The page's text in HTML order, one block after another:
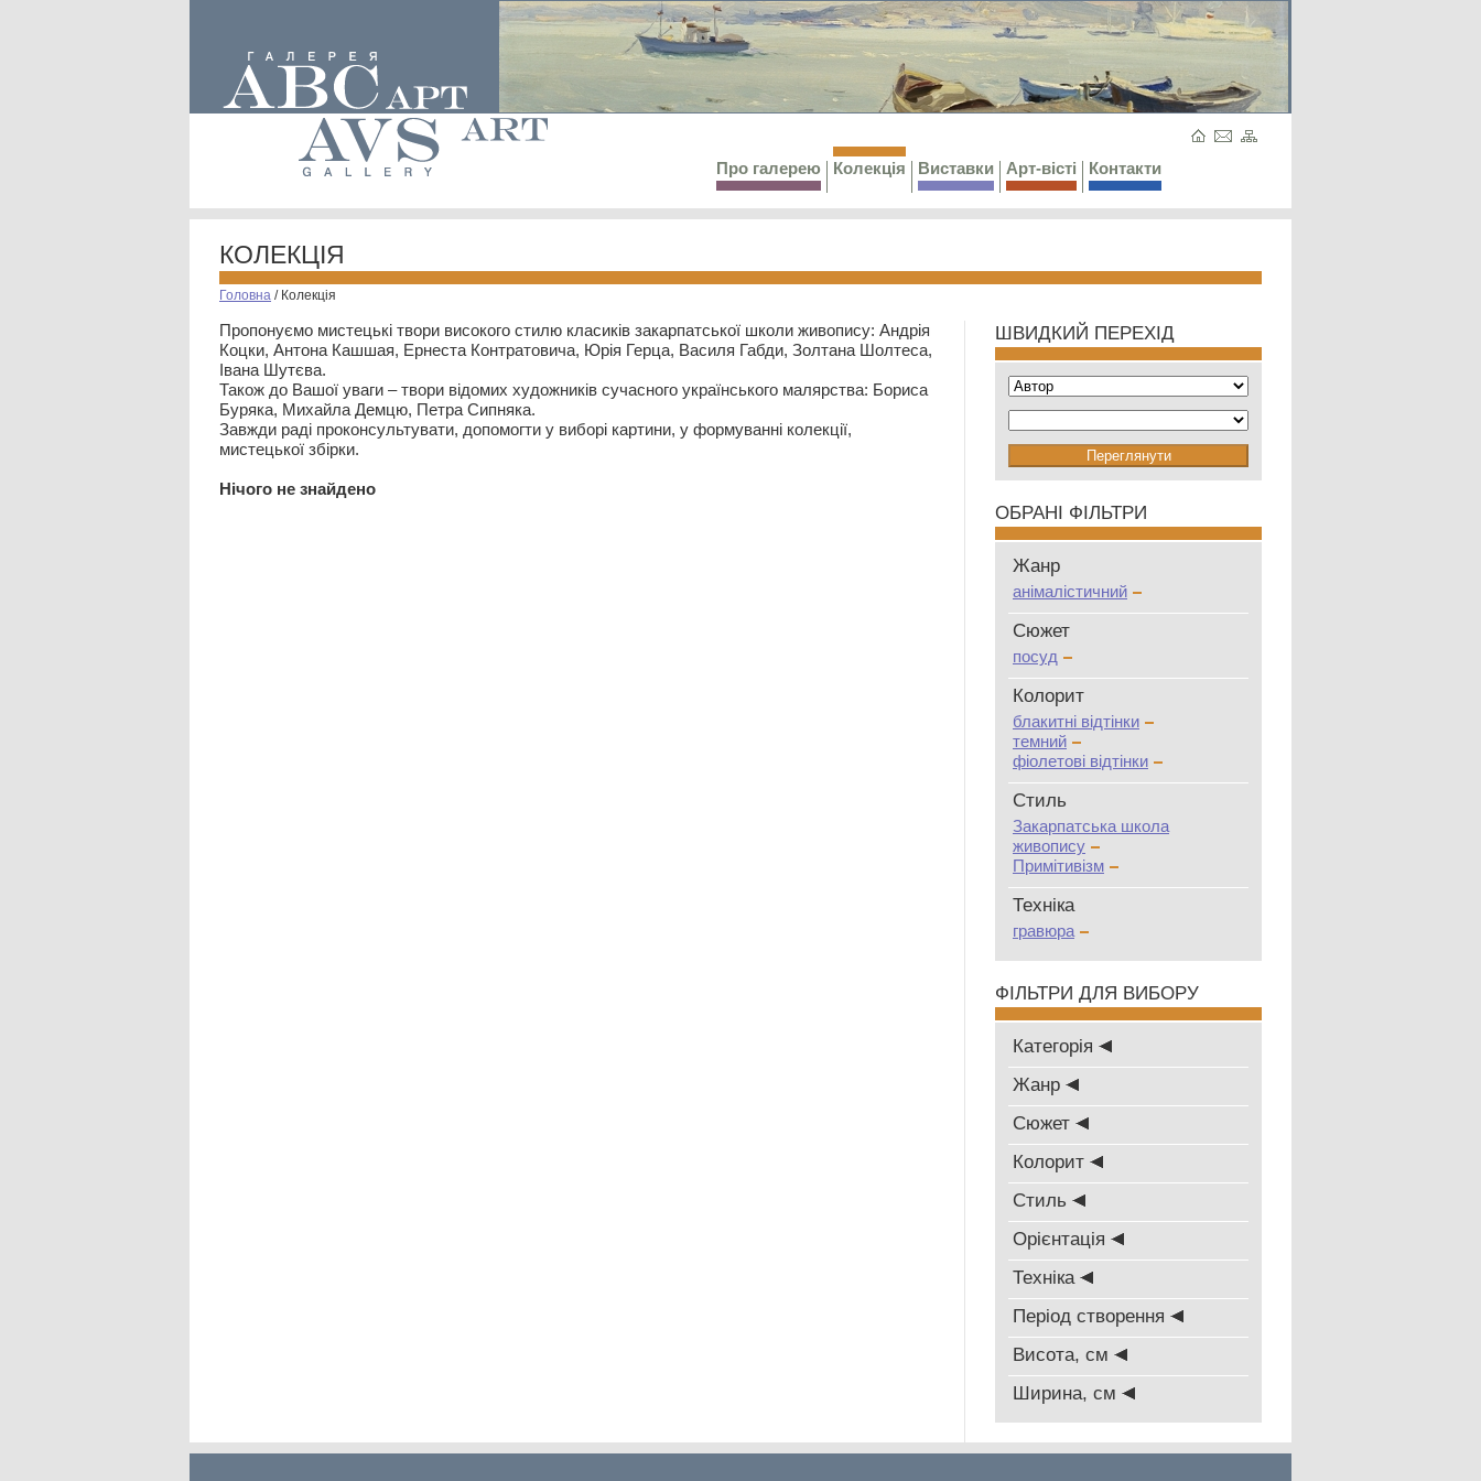
Про галерею Колекція Виставки Арт-вісті Контакти
КОЛЕКЦІЯ
Головна / Колекція
Пропонуємо мистецькі твори високого стилю класиків закарпатської школи живопису: Андрія
Коцки, Антона Кашшая, Ернеста Контратовича, Юрія Герца, Василя Габди, Золтана Шолтеса,
Івана Шутєва.
Також до Вашої уваги – твори відомих художників сучасного українського малярства: Бориса
Буряка, Михайла Демцю, Петра Сипняка.
Завжди раді проконсультувати, допомогти у виборі картини, у формуванні колекції,
мистецької збірки.
Нiчого не знайдено
ШВИДКИЙ ПЕРЕХІД
ОБРАНІ ФІЛЬТРИ
Жанр
анімалістичний
Сюжет
посуд
Колорит
блакитні відтінки
темний
фіолетові відтінки
Стиль
Закарпатська школа
живопису
Примітивізм
Техніка
гравюра
ФІЛЬТРИ ДЛЯ ВИБОРУ
Категорія
Жанр
Сюжет
Колорит
Стиль
Oрієнтація
Техніка
Період створення
Висота, см
Ширина, см